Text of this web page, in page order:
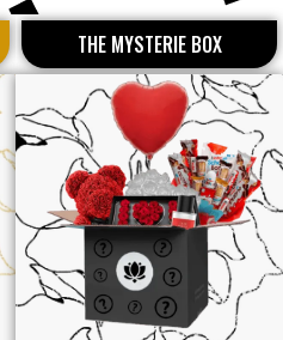
THE MYSTERIE BOX